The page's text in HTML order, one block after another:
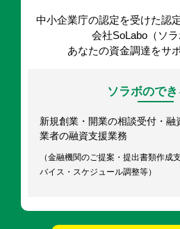
中小企業庁の認定を受けた認
会社SoLabo（ソラ
あなたの資金調達をサ
ソラボので
新規創業・開業の相談受付・融
業者の融資支援業務
（金融機関のご提案・提出書類作成
バイス・スケジュール調整等）